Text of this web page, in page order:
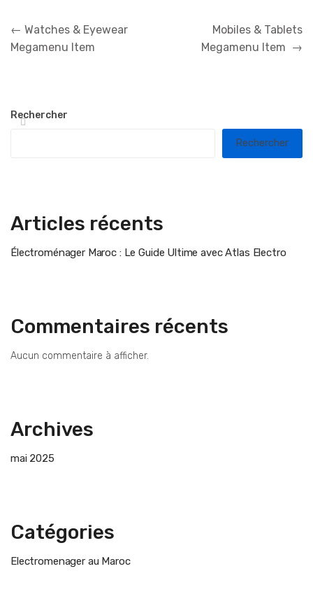
l’article
← Watches & Eyewear
Megamenu Item
Mobiles & Tablets
Megamenu Item →
Rechercher
Rechercher
Articles récents
Électroménager Maroc : Le Guide Ultime avec Atlas Electro
Commentaires récents
Aucun commentaire à afficher.
Archives
mai 2025
Catégories
Electromenager au Maroc